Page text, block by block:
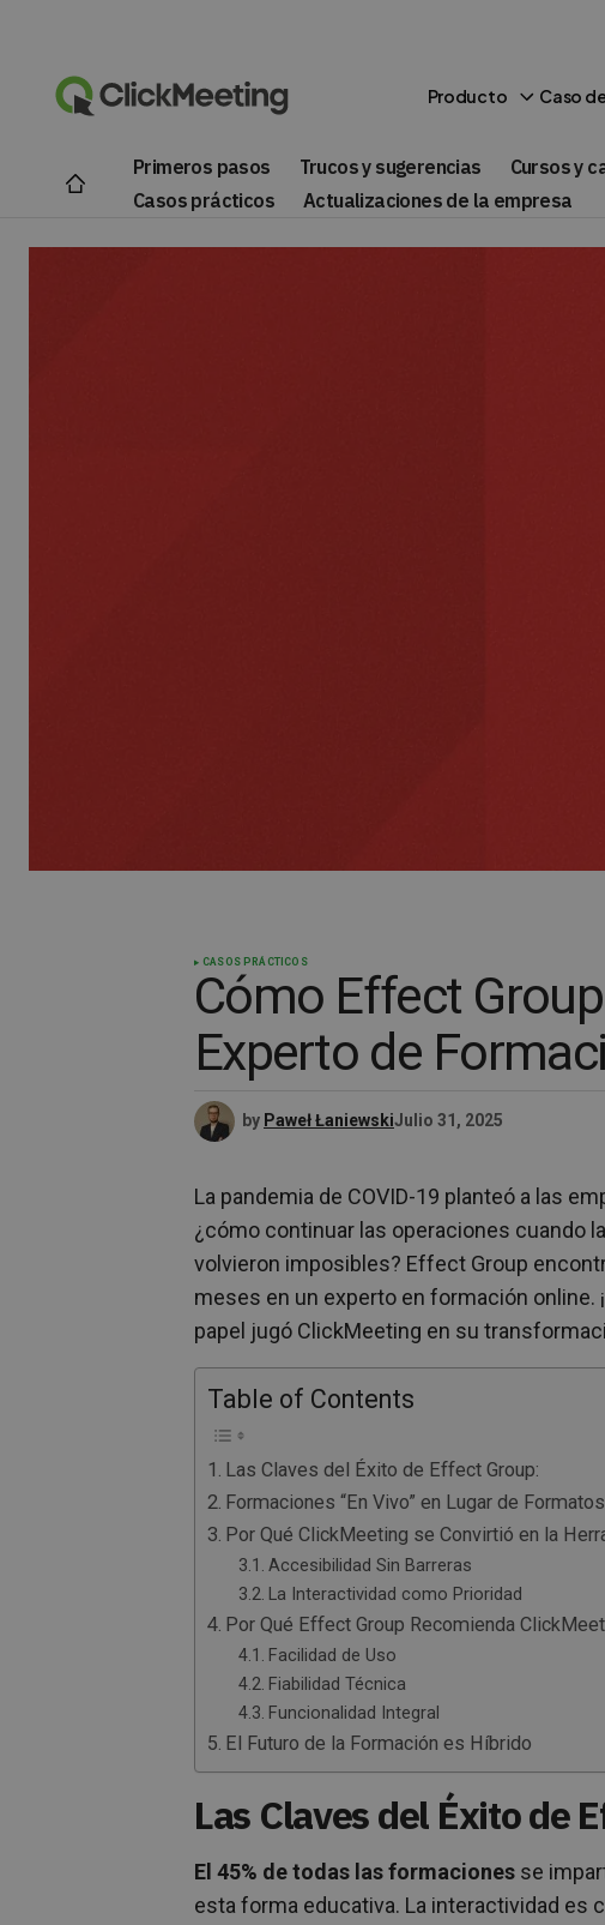
Producto Caso
Primeros pasos Trucos y sugerencias Cursos y
Casos prácticos
Actualizaciones de la empresa
CASOS PRÁCTICOS
Cómo Effect
Experto de
by Paweł ŁaniewskiJulio 31, 2025
La pandemia de COVID-19 planteó a las
¿cómo continuar las operaciones cuando
volvieron imposibles? Effect Group
meses en un experto en formación
papel jugó ClickMeeting en su
Table of Contents
Las Claves del Éxito de Effect Group:
Formaciones “En Vivo” en Lugar de
Por Qué ClickMeeting se Convirtió en la
Accesibilidad Sin Barreras
La Interactividad como Prioridad
Por Qué Effect Group Recomienda
Facilidad de Uso
Fiabilidad Técnica
Funcionalidad Integral
El Futuro de la Formación es Híbrido
Las Claves del Éxito de
El 45% de todas las formaciones se
esta forma educativa. La interactividad es